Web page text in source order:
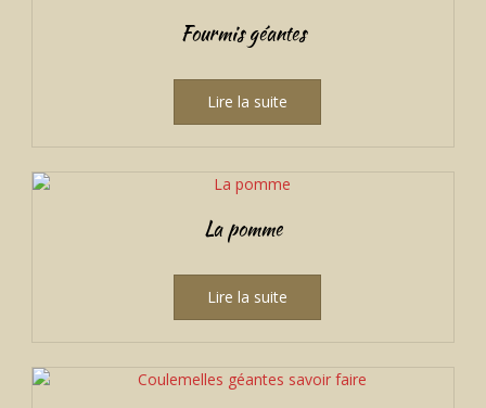
Fourmis géantes
Lire la suite
La pomme
Lire la suite